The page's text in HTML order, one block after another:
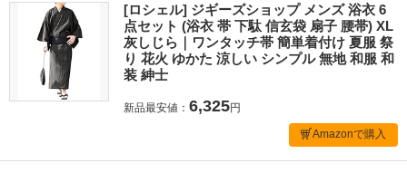
[ロシェル] ジギーズショップ メンズ 浴衣 6
点セット (浴衣 帯 下駄 信玄袋 扇子 腰帯) XL
灰しじら｜ワンタッチ帯 簡単着付け 夏服 祭
り 花火 ゆかた 涼しい シンプル 無地 和服 和
装 紳士
新品最安値： 6,325円
Amazonで購入